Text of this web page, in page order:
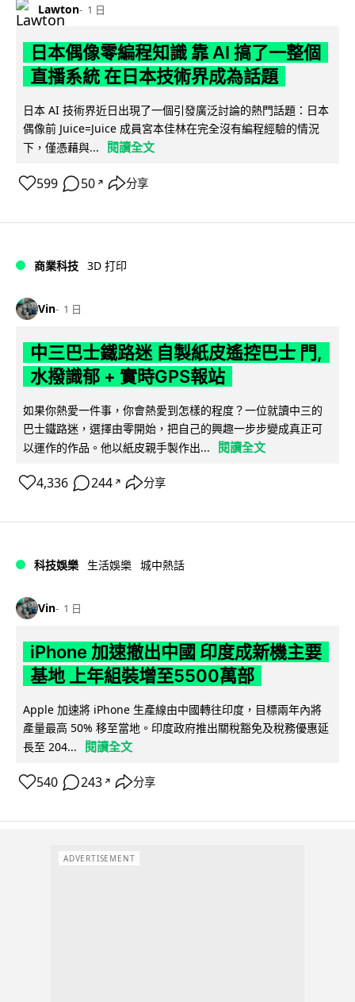
Lawton 1 日
日本偶像零編程知識 靠 AI 搞了一整個
直播系統 在日本技術界成為話題
日本 AI 技術界近日出現了一個引發廣泛討論的熱門話題：日本
偶像前 Juice=Juice 成員宮本佳林在完全沒有編程經驗的情況
下，僅憑藉與...
閱讀全文
599 50 ↗ 分享
商業科技 3D 打印
Vin 1 日
中三巴士鐵路迷 自製紙皮遙控巴士 門,
水撥識郁 + 實時GPS報站
如果你熱愛一件事，你會熱愛到怎樣的程度？一位就讀中三的
巴士鐵路迷，選擇由零開始，把自己的興趣一步步變成真正可
以運作的作品。他以紙皮親手製作出...
閱讀全文
4,336 244 ↗ 分享
科技娛樂 生活娛樂 城中熱話
Vin 1 日
iPhone 加速撤出中國 印度成新機主要
基地 上年組裝增至5500萬部
Apple 加速將 iPhone 生產線由中國轉往印度，目標兩年內將
產量最高 50% 移至當地。印度政府推出關稅豁免及稅務優惠延
長至 204...
閱讀全文
540 243 ↗ 分享
ADVERTISEMENT